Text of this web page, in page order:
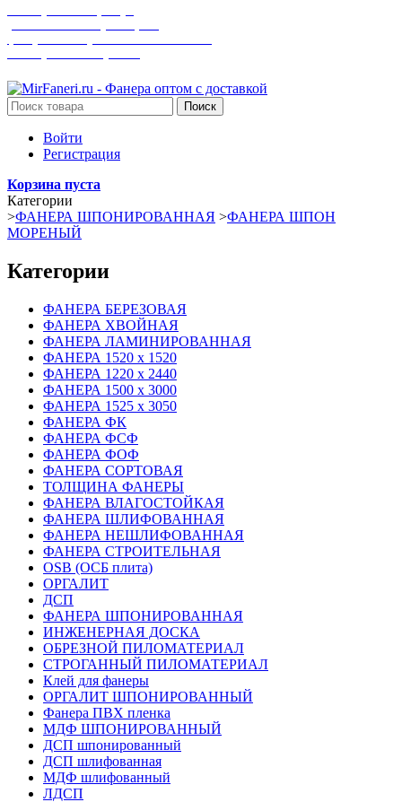
Поиск
Войти
Регистрация
Корзина пуста
Категории
>ФАНЕРА ШПОНИРОВАННАЯ >ФАНЕРА ШПОН
МОРЕНЫЙ
Категории
ФАНЕРА БЕРЕЗОВАЯ
ФАНЕРА ХВОЙНАЯ
ФАНЕРА ЛАМИНИРОВАННАЯ
ФАНЕРА 1520 х 1520
ФАНЕРА 1220 х 2440
ФАНЕРА 1500 х 3000
ФАНЕРА 1525 х 3050
ФАНЕРА ФК
ФАНЕРА ФСФ
ФАНЕРА ФОФ
ФАНЕРА СОРТОВАЯ
ТОЛЩИНА ФАНЕРЫ
ФАНЕРА ВЛАГОСТОЙКАЯ
ФАНЕРА ШЛИФОВАННАЯ
ФАНЕРА НЕШЛИФОВАННАЯ
ФАНЕРА СТРОИТЕЛЬНАЯ
OSB (ОСБ плита)
ОРГАЛИТ
ДСП
ФАНЕРА ШПОНИРОВАННАЯ
ИНЖЕНЕРНАЯ ДОСКА
ОБРЕЗНОЙ ПИЛОМАТЕРИАЛ
СТРОГАННЫЙ ПИЛОМАТЕРИАЛ
Клей для фанеры
ОРГАЛИТ ШПОНИРОВАННЫЙ
Фанера ПВХ пленка
МДФ ШПОНИРОВАННЫЙ
ДСП шпонированный
ДСП шлифованная
МДФ шлифованный
ЛДСП